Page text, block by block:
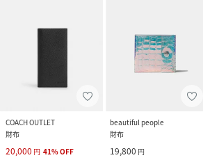
COACH OUTLET
財布
20,000 円 41%OFF
beautiful people
財布
19,800 円